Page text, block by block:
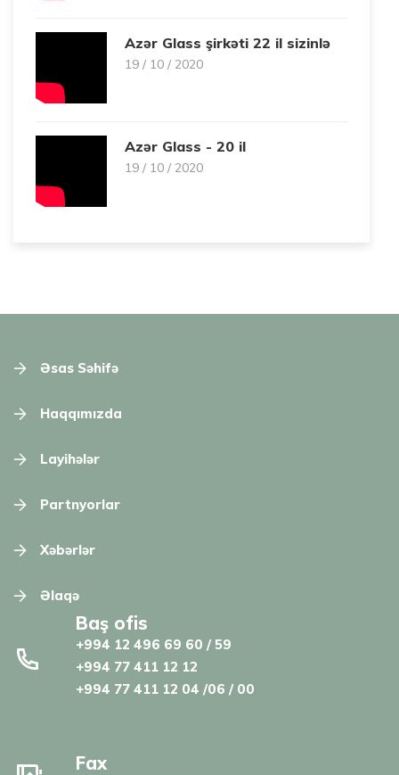
Azər Glass şirkəti 22 il sizinlə
19 / 10 / 2020
Azər Glass - 20 il
19 / 10 / 2020
Baş ofis
+994 12 496 69 60 / 59
+994 77 411 12 12
+994 77 411 12 04 /06 / 00
Fax
Əsas Səhifə
Haqqımızda
Layihələr
Partnyorlar
Xəbərlər
Əlaqə